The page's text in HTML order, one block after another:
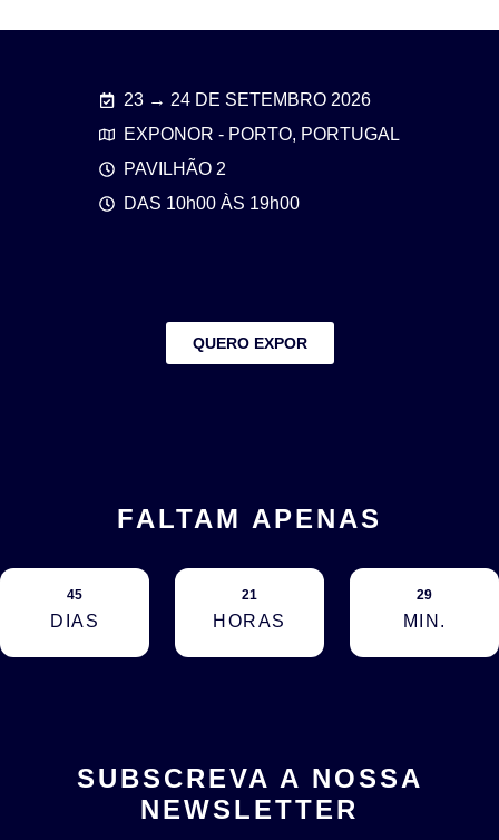
23 → 24 DE SETEMBRO 2026
EXPONOR - PORTO, PORTUGAL
PAVILHÃO 2
DAS 10h00 ÀS 19h00
QUERO EXPOR
FALTAM APENAS
45
DIAS
21
HORAS
29
MIN.
SUBSCREVA A NOSSA
NEWSLETTER